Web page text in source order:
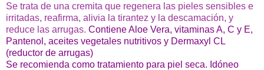
Se trata de una cremita que regenera las pieles sensibles e
irritadas, reafirma, alivia la tirantez y la descamación, y
reduce las arrugas. Contiene Aloe Vera, vitaminas A, C y E,
Pantenol, aceites vegetales nutritivos y Dermaxyl CL
(reductor de arrugas)
Se recomienda como tratamiento para piel seca. Idóneo